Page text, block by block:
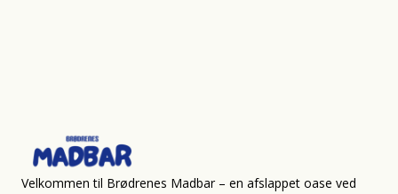
Velkommen til Brødrenes Madbar – en afslappet oase ved